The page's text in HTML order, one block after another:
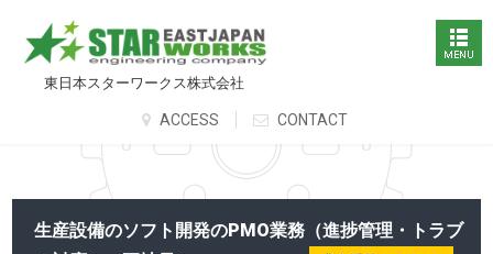
東日本スターワークス株式会社
ACCESS CONTACT
生産設備のソフト開発のPMO業務（進捗管理・トラブ